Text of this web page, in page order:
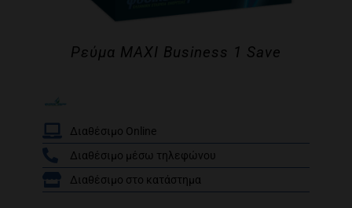
/
Ρεύμα MAXI Business 1 Save
Διαθέσιμο Online
Διαθέσιμο μέσω τηλεφώνου
Διαθέσιμο στο κατάστημα